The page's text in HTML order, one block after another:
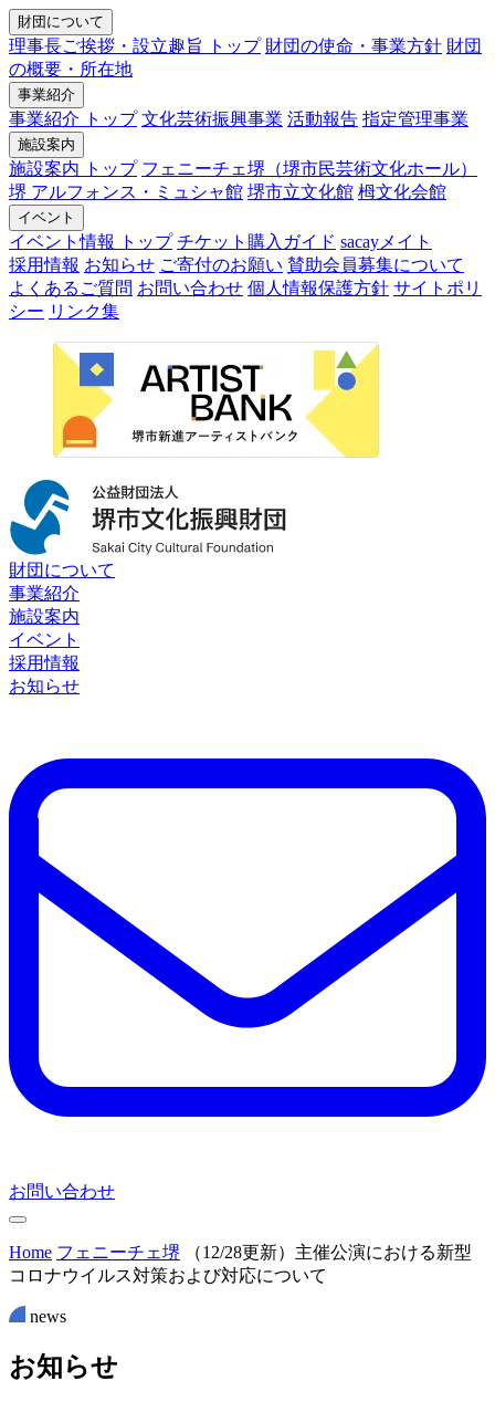
財団について
理事長ご挨拶・設立趣旨 トップ 財団の使命・事業方針 財団
の概要・所在地
事業紹介
事業紹介 トップ 文化芸術振興事業 活動報告 指定管理事業
施設案内
施設案内 トップ フェニーチェ堺（堺市民芸術文化ホール）
堺 アルフォンス・ミュシャ館 堺市立文化館 栂文化会館
イベント
イベント情報 トップ チケット購入ガイド sacayメイト
採用情報 お知らせ ご寄付のお願い 賛助会員募集について
よくあるご質問 お問い合わせ 個人情報保護方針 サイトポリ
シー リンク集
財団について
事業紹介
施設案内
イベント
採用情報
お知らせ
お問い合わせ
Home フェニーチェ堺
（12/28更新）主催公演における新型
コロナウイルス対策および対応について
news
お知らせ